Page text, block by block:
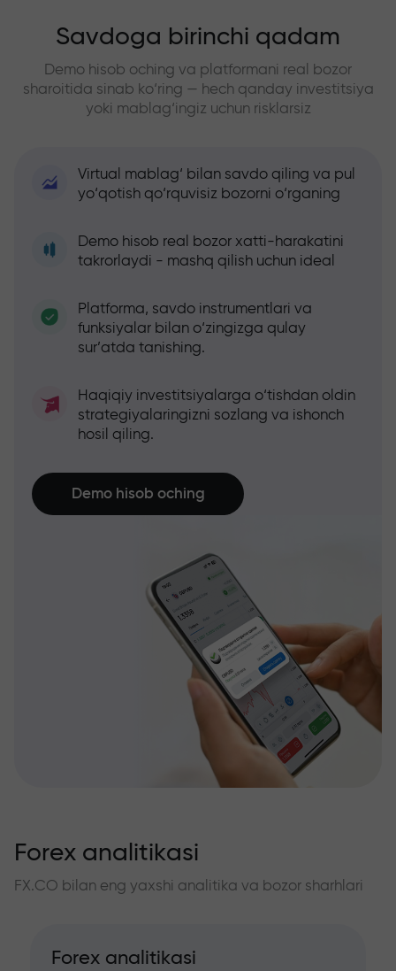
Savdoga birinchi qadam
Demo hisob oching va platformani real bozor
sharoitida sinab ko‘ring — hech qanday investitsiya
yoki mablag‘ingiz uchun risklarsiz
Virtual mablag‘ bilan savdo qiling va pul
yo‘qotish qo‘rquvisiz bozorni o‘rganing
Demo hisob real bozor xatti-harakatini
takrorlaydi - mashq qilish uchun ideal
Platforma, savdo instrumentlari va
funksiyalar bilan o‘zingizga qulay
sur’atda tanishing.
Haqiqiy investitsiyalarga o‘tishdan oldin
strategiyalaringizni sozlang va ishonch
hosil qiling.
Demo hisob oching
Forex analitikasi
FX.CO bilan eng yaxshi analitika va bozor sharhlari
Forex analitikasi